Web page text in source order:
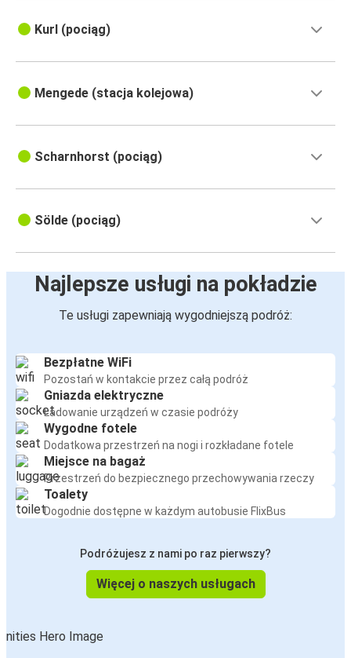
Kurl (pociąg)
Mengede (stacja kolejowa)
Scharnhorst (pociąg)
Sölde (pociąg)
Najlepsze usługi na pokładzie
Te usługi zapewniają wygodniejszą podróż:
Bezpłatne WiFi
Pozostań w kontakcie przez całą podróż
Gniazda elektryczne
Ładowanie urządzeń w czasie podróży
Wygodne fotele
Dodatkowa przestrzeń na nogi i rozkładane fotele
Miejsce na bagaż
Przestrzeń do bezpiecznego przechowywania rzeczy
Toalety
Dogodnie dostępne w każdym autobusie FlixBus
Podróżujesz z nami po raz pierwszy?
Więcej o naszych usługach